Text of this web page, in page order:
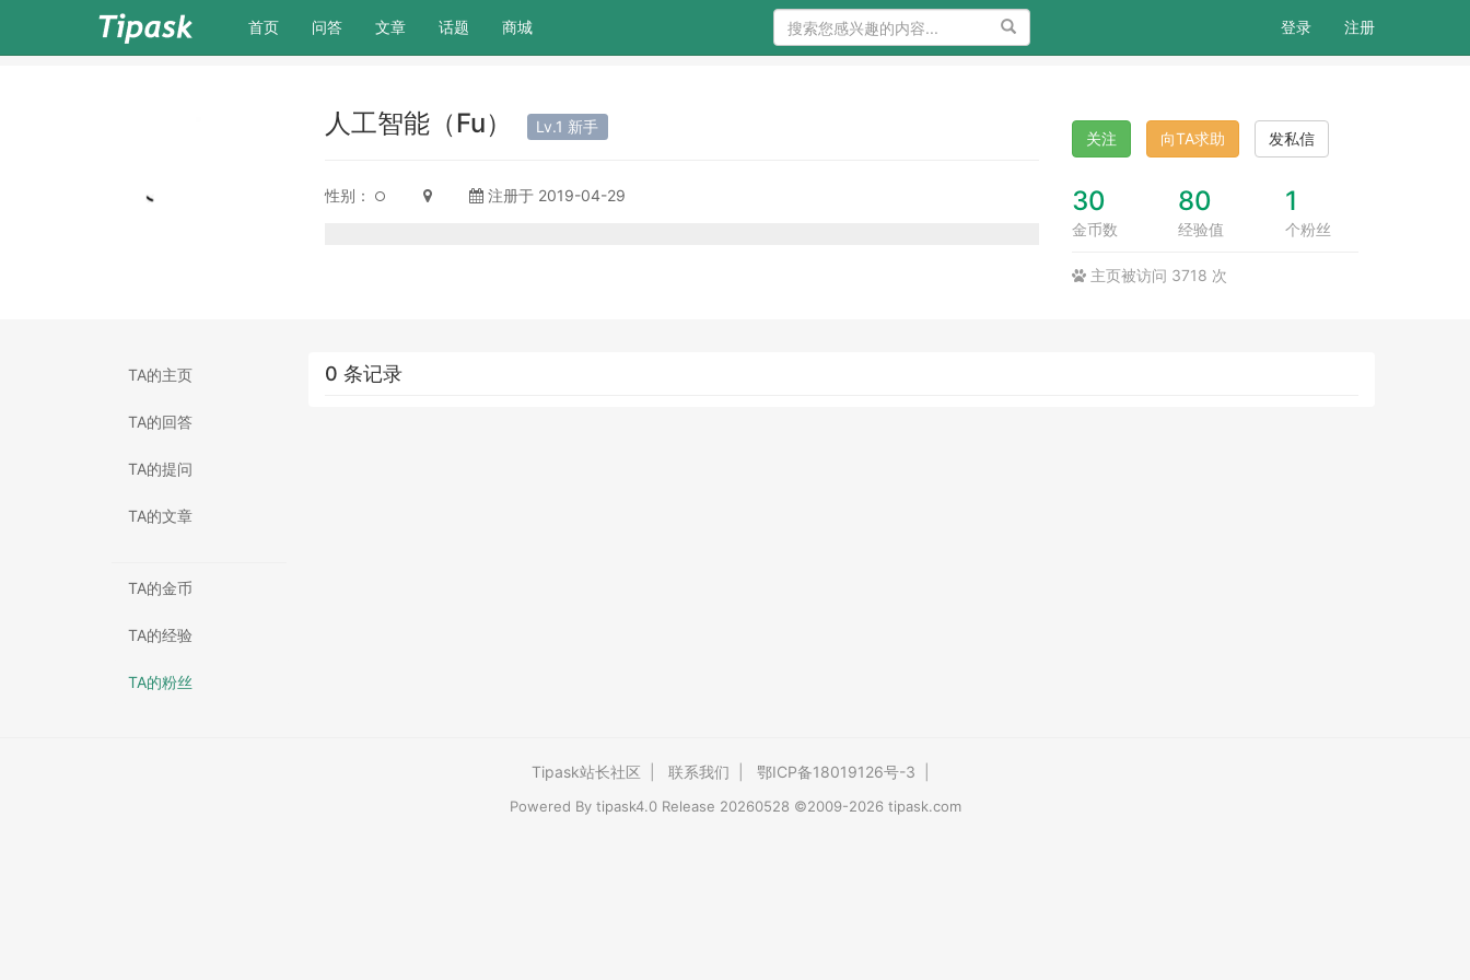
首页(current)
问答 文章 话题 商城 搜索 登录 注册
人工智能（Fu） Lv.1 新手
性别： 注册于 2019-04-29
关注 向TA求助 发私信
30
金币数
80
经验值
1
个粉丝
主页被访问 3718 次
TA的主页
TA的回答
TA的提问
TA的文章
TA的金币
TA的经验
TA的粉丝
0 条记录
Tipask站长社区 联系我们 鄂ICP备18019126号-3
Powered By tipask4.0Release 20260528 ©2009-2026 tipask.com